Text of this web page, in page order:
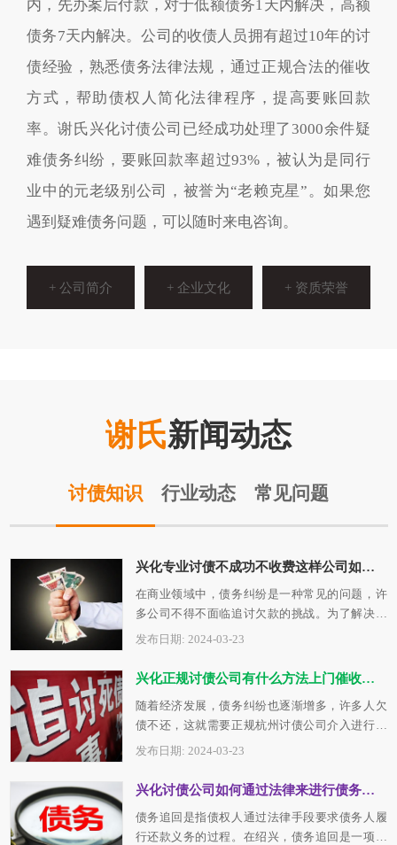
内，先办案后付款，对于低额债务1天内解决，高额
债务7天内解决。公司的收债人员拥有超过10年的讨
债经验，熟悉债务法律法规，通过正规合法的催收
方式，帮助债权人简化法律程序，提高要账回款
率。谢氏兴化讨债公司已经成功处理了3000余件疑
难债务纠纷，要账回款率超过93%，被认为是同行
业中的元老级别公司，被誉为“老赖克星”。如果您
遇到疑难债务问题，可以随时来电咨询。
+ 公司简介 + 企业文化 + 资质荣誉
谢氏新闻动态
讨债知识 行业动态 常见问题
兴化专业讨债不成功不收费这样公司如何选择？
在商业领域中，债务纠纷是一种常见的问题，许
多公司不得不面临追讨欠款的挑战。为了解决这
个问题，许多公司开始寻找专业的台州讨债…
发布日期: 2024-03-23
兴化正规讨债公司有什么方法上门催收呢？
随着经济发展，债务纠纷也逐渐增多，许多人欠
债不还，这就需要正规杭州讨债公司介入进行催
收。正规杭州讨债公司在催收欠款时会采用…
发布日期: 2024-03-23
兴化讨债公司如何通过法律来进行债务追回？
债务追回是指债权人通过法律手段要求债务人履
行还款义务的过程。在绍兴，债务追回是一项复